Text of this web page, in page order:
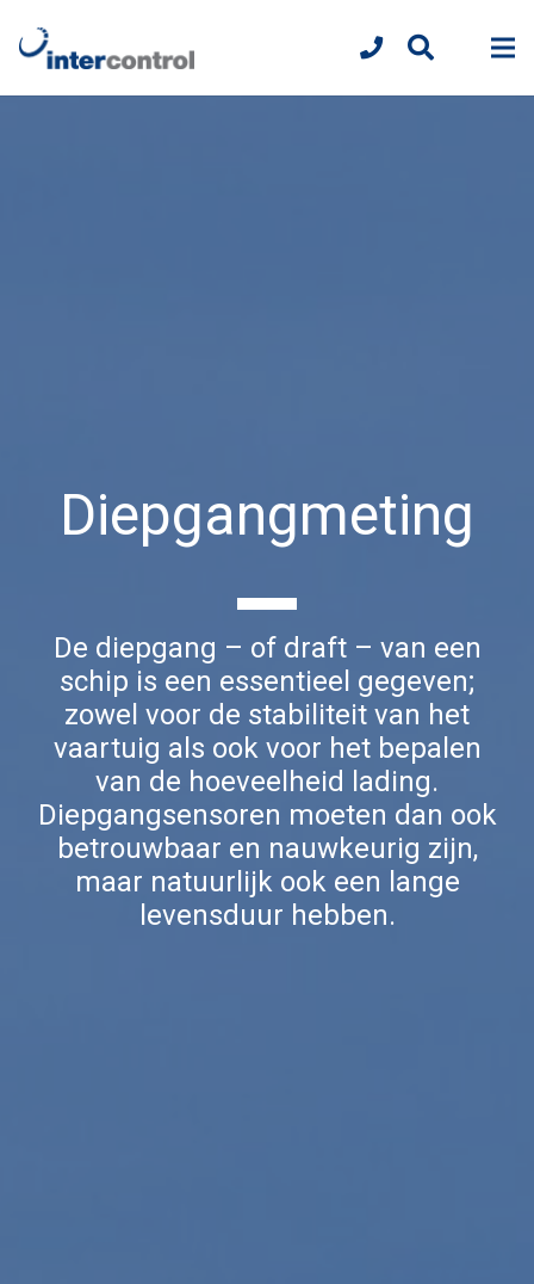
Diepgangmeting
De diepgang – of draft – van een
schip is een essentieel gegeven;
zowel voor de stabiliteit van het
vaartuig als ook voor het bepalen
van de hoeveelheid lading.
Diepgangsensoren moeten dan ook
betrouwbaar en nauwkeurig zijn,
maar natuurlijk ook een lange
levensduur hebben.